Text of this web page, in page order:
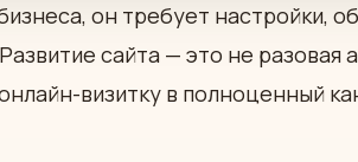
он требует настройки,
сайта — это не разовая
визитку в полноценный